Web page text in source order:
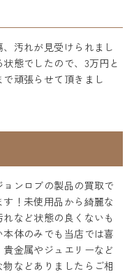
汚れが見受けられまし
態でしたので、3万円と
頑張らせて頂きまし
ンロブの製品の買取で
！未使用品から綺麗な
など状態の良くないも
体のみでも当店では喜
金属やジュエリーなど
などありましたらご相